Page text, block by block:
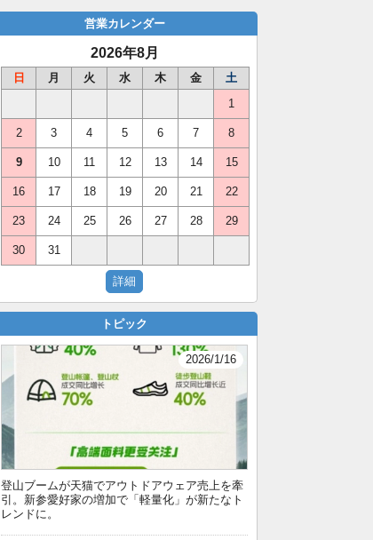
営業カレンダー
2026年8月
日 月 火 水 木 金
土
1
2 3 4 5 6 7 8
9 10 11 12 13 14 15
16 17 18 19 20 21 22
23 24 25 26 27 28 29
30 31
トピック
2026/1/16
登山ブームが天猫でアウトドアウェア売上を牽
引。新参愛好家の増加で「軽量化」が新たなト
レンドに。